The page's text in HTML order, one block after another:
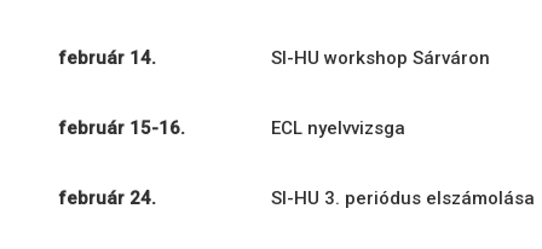
február 14. SI-HU workshop Sárváron
február 15-16. ECL nyelvvizsga
február 24. SI-HU 3. periódus elszámolása